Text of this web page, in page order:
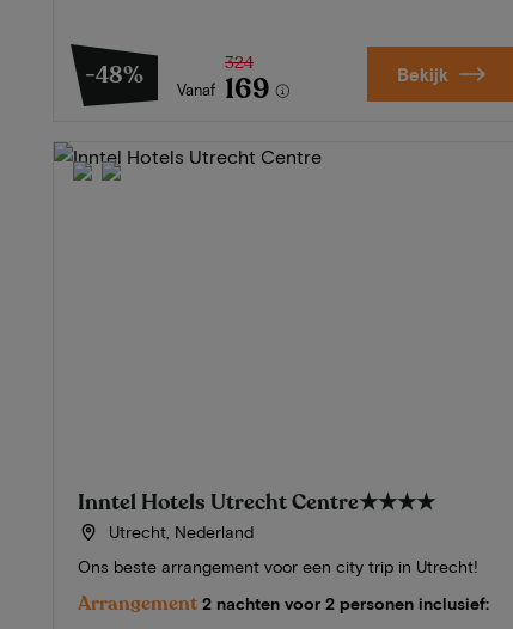
-48% Vanaf
324
169 Bekijk
Inntel Hotels Utrecht Centre★★★★
Utrecht, Nederland
Ons beste arrangement voor een city trip in Utrecht!
Arrangement 2 nachten voor 2 personen inclusief: